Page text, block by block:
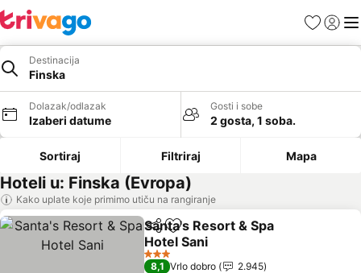
FavoritiPrijavi
Destinacija
Finska
Dolazak/odlazak
Izaberi datume
Gosti i sobe
2 gosta, 1 soba.
Sortiraj Filtriraj Mapa
Hoteli u: Finska (Evropa)
Kako uplate koje primimo utiču na rangiranje
Deli Dodati u favorite
Santa's Resort & Spa
Hotel Sani
Pogledaj cene
3 Zvezdice
8,1 Vrlo dobro
2.945